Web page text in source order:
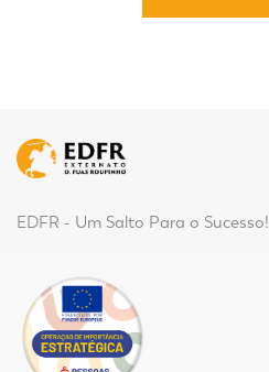
EDFR - Um Salto Para o Sucesso!